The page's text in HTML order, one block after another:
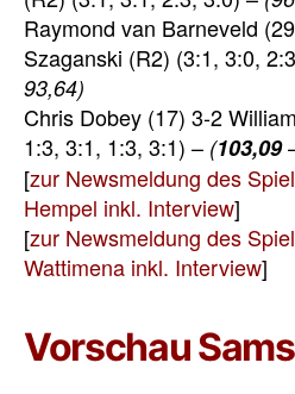
Raymond van Barneveld
Szaganski (R2) (3:1, 3:0,
93,64)
Chris Dobey (17) 3-2
1:3, 3:1, 1:3, 3:1) – (103,09
[zur Newsmeldung des
Hempel inkl. Interview]
[zur Newsmeldung des
Wattimena inkl. Interview]
Vorschau